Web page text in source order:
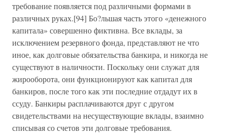
требование появляется под различными формами в
различных руках.[94] Бо?льшая часть этого «денежного
капитала» совершенно фиктивна. Все вклады, за
исключением резервного фонда, представляют не что
иное, как долговые обязательства банкира, и никогда не
существуют в наличности. Поскольку они служат для
жирооборота, они функционируют как капитал для
банкиров, после того как эти последние отдадут их в
ссуду. Банкиры расплачиваются друг с другом
свидетельствами на несуществующие вклады, взаимно
списывая со счетов эти долговые требования.